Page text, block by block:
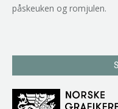
påskeuken og romjulen.